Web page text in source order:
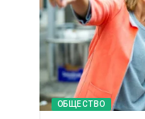
ОБЩЕСТВО